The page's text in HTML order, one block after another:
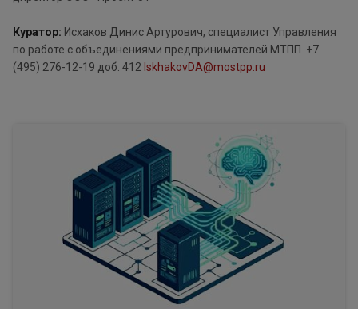
Куратор: Исхаков Динис Артурович, специалист Управления
по работе с объединениями предпринимателей МТПП +7
(495) 276-12-19 доб. 412 IskhakovDA@mostpp.ru